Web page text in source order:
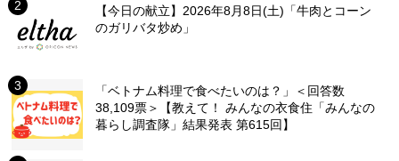
【今日の献立】2026年8月8日(土)「牛肉とコーン
のガリバタ炒め」
「ベトナム料理で食べたいのは？」＜回答数
38,109票＞【教えて！ みんなの衣食住「みんなの
暮らし調査隊」結果発表 第615回】